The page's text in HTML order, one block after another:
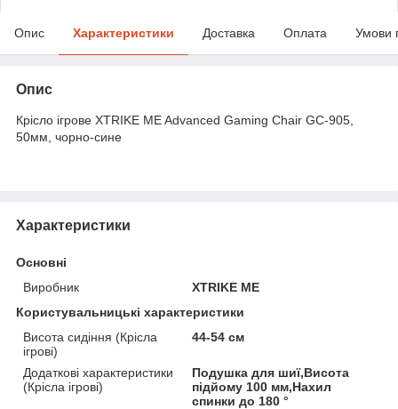
Опис Характеристики Доставка Оплата Умови
Опис
Крісло ігрове XTRIKE ME Advanced Gaming Chair GC-905,
50мм, чорно-cине
Характеристики
Основні
Виробник
XTRIKE ME
Користувальницькі характеристики
Висота сидіння (Крісла
ігрові)
44-54 см
Додаткові характеристики
(Крісла ігрові)
Подушка для шиї,Висота
підйому 100 мм,Нахил
спинки до 180 °